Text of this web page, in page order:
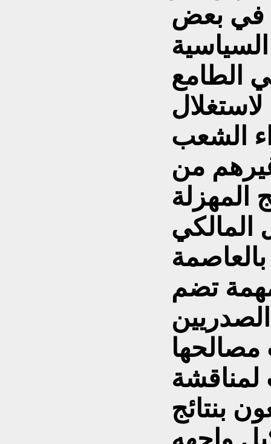
في بعض
الطامع
لاستغلال
الشعب
من
المهزلة
المالكي
تضم
مصالحها
لمناقشة
بنتائج